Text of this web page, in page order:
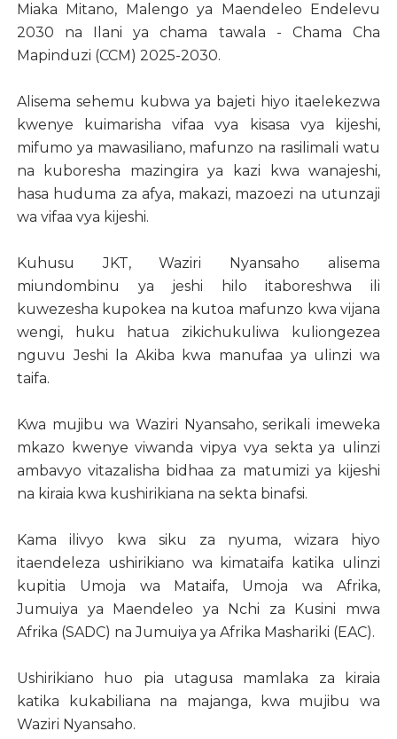
Miaka Mitano, Malengo ya Maendeleo Endelevu
2030 na Ilani ya chama tawala - Chama Cha
Mapinduzi (CCM) 2025-2030.
Alisema sehemu kubwa ya bajeti hiyo itaelekezwa
kwenye kuimarisha vifaa vya kisasa vya kijeshi,
mifumo ya mawasiliano, mafunzo na rasilimali watu
na kuboresha mazingira ya kazi kwa wanajeshi,
hasa huduma za afya, makazi, mazoezi na utunzaji
wa vifaa vya kijeshi.
Kuhusu JKT, Waziri Nyansaho alisema
miundombinu ya jeshi hilo itaboreshwa ili
kuwezesha kupokea na kutoa mafunzo kwa vijana
wengi, huku hatua zikichukuliwa kuliongezea
nguvu Jeshi la Akiba kwa manufaa ya ulinzi wa
taifa.
Kwa mujibu wa Waziri Nyansaho, serikali imeweka
mkazo kwenye viwanda vipya vya sekta ya ulinzi
ambavyo vitazalisha bidhaa za matumizi ya kijeshi
na kiraia kwa kushirikiana na sekta binafsi.
Kama ilivyo kwa siku za nyuma, wizara hiyo
itaendeleza ushirikiano wa kimataifa katika ulinzi
kupitia Umoja wa Mataifa, Umoja wa Afrika,
Jumuiya ya Maendeleo ya Nchi za Kusini mwa
Afrika (SADC) na Jumuiya ya Afrika Mashariki (EAC).
Ushirikiano huo pia utagusa mamlaka za kiraia
katika kukabiliana na majanga, kwa mujibu wa
Waziri Nyansaho.